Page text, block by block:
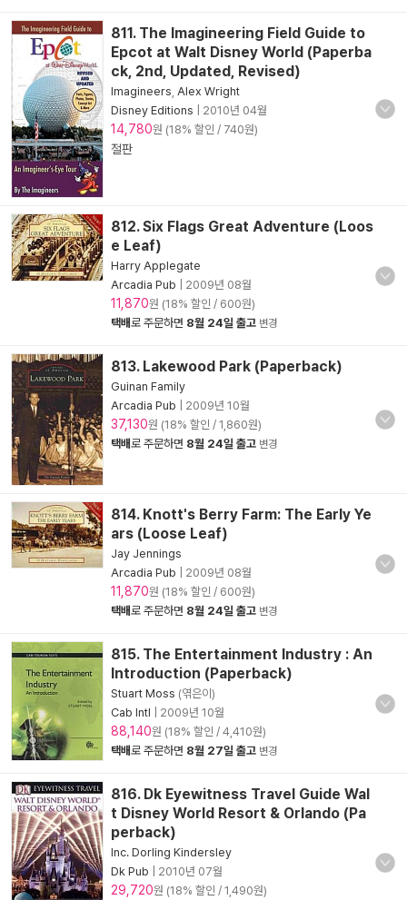
811. The Imagineering Field Guide to
Epcot at Walt Disney World (Paperba
ck, 2nd, Updated, Revised)
Imagineers Alex Wright
Disney Editions
2010년 04월
14,780원 (18% 할인 / 740원)
절판
812. Six Flags Great Adventure (Loos
e Leaf)
Harry Applegate
Arcadia Pub
2009년 08월
11,870원 (18% 할인 / 600원)
택배로 주문하면 8월 24일 출고 변경
813. Lakewood Park (Paperback)
Guinan Family
Arcadia Pub
2009년 10월
37,130원 (18% 할인 / 1,860원)
택배로 주문하면 8월 24일 출고 변경
814. Knott's Berry Farm: The Early Ye
ars (Loose Leaf)
Jay Jennings
Arcadia Pub
2009년 08월
11,870원 (18% 할인 / 600원)
택배로 주문하면 8월 24일 출고 변경
815. The Entertainment Industry : An
Introduction (Paperback)
Stuart Moss (엮은이)
Cab Intl
2009년 10월
88,140원 (18% 할인 / 4,410원)
택배로 주문하면 8월 27일 출고 변경
816. Dk Eyewitness Travel Guide Wal
t Disney World Resort & Orlando (Pa
perback)
Inc. Dorling Kindersley
Dk Pub
2010년 07월
29,720원 (18% 할인 / 1,490원)